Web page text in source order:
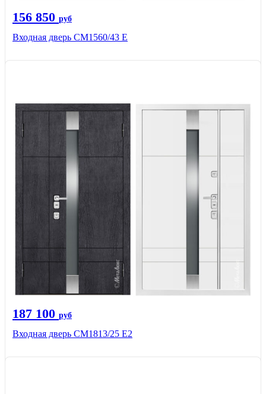
156 850 руб
Входная дверь СМ1560/43 Е
187 100 руб
Входная дверь СМ1813/25 Е2